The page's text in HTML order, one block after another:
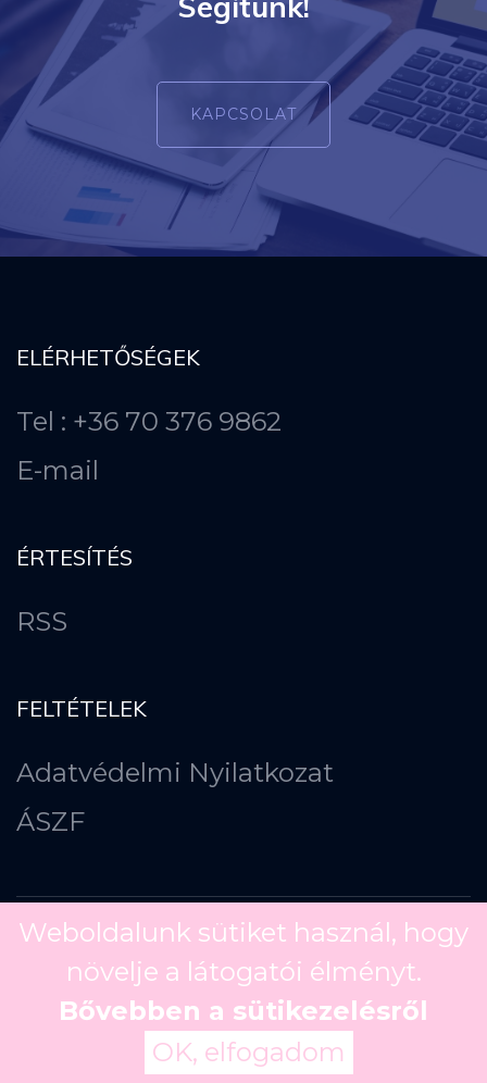
KAPCSOLAT
ELÉRHETŐSÉGEK
Tel : +36 70 376 9862
E-mail
ÉRTESÍTÉS
RSS
FELTÉTELEK
Adatvédelmi Nyilatkozat
ÁSZF
Copyright © 2026
Weboldalunk sütiket használ, hogy
növelje a látogatói élményt.
Bővebben a sütikezelésről
OK, elfogadom